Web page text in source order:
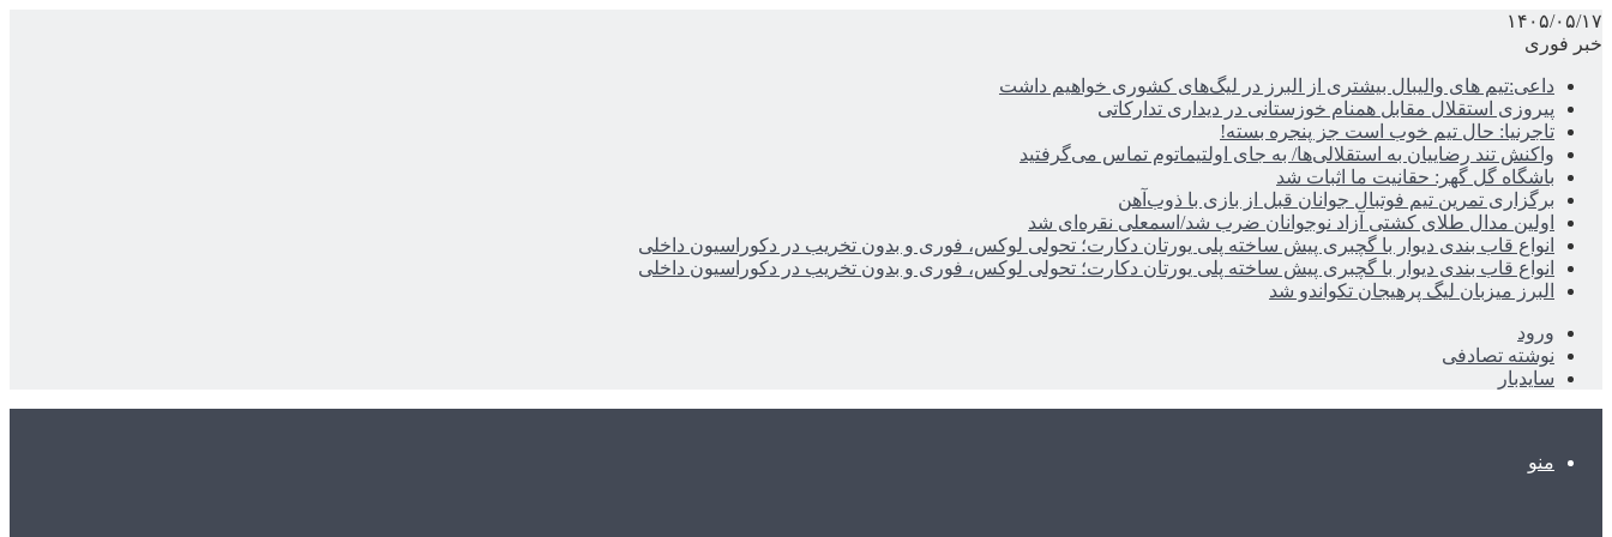
۱۴۰۵/۰۵/۱۷
خبر فوری
داعی:تیم های والیبال بیشتری از البرز در لیگ‌های کشوری خواهیم داشت
پیروزی استقلال مقابل همنام خوزستانی در دیداری تدارکاتی
تاجرنیا: حال تیم خوب است جز پنجره بسته!
واکنش تند رضاییان به استقلالی‌ها/ به جای اولتیماتوم تماس می‌گرفتید
باشگاه گل گهر: حقانیت ما اثبات شد
برگزاری تمرین تیم فوتبال جوانان قبل از بازی با ذوب‌آهن
اولین مدال طلای کشتی آزاد نوجوانان ضرب شد/اسمعلی نقره‌ای شد
انواع قاب بندی دیوار با گچبری پیش ساخته پلی یورتان دکارت؛ تحولی لوکس، فوری و بدون تخریب در دکوراسیون داخلی
انواع قاب بندی دیوار با گچبری پیش ساخته پلی یورتان دکارت؛ تحولی لوکس، فوری و بدون تخریب در دکوراسیون داخلی
البرز میزبان لیگ پرهیجان تکواندو شد
ورود
نوشته تصادفی
سایدبار
منو